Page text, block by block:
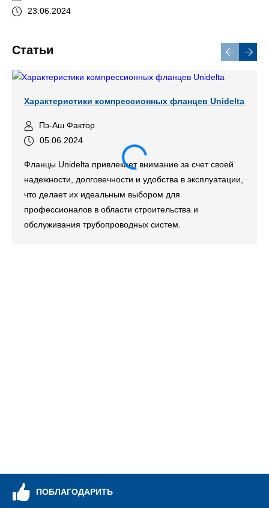
23.06.2024
Статьи
Характеристики компрессионных фланцев Unidelta
Пэ-Аш Фактор
05.06.2024
Фланцы Unidelta привлекает внимание за счет своей
надежности, долговечности и удобства в эксплуатации,
что делает их идеальным выбором для
профессионалов в области строительства и
обслуживания трубопроводных систем.
ПОБЛАГОДАРИТЬ